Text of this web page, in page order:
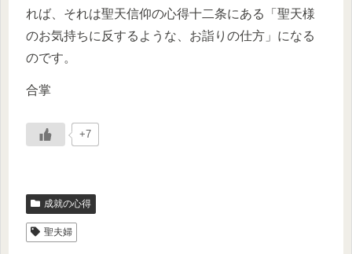
れば、それは聖天信仰の心得十二条にある「聖天様
のお気持ちに反するような、お詣りの仕方」になる
のです。
合掌
+7
成就の心得
聖夫婦